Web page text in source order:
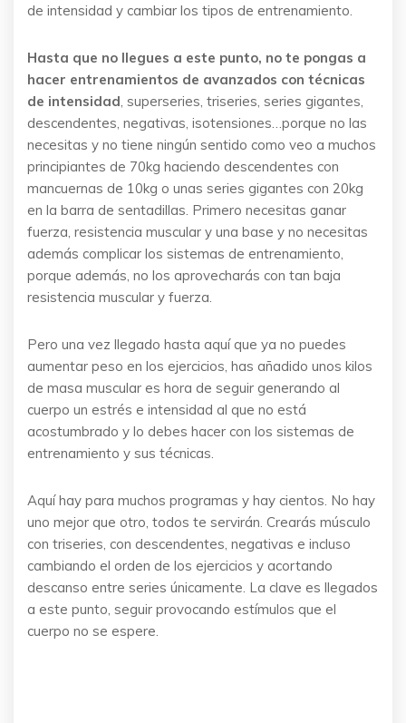
de intensidad y cambiar los tipos de entrenamiento.
Hasta que no llegues a este punto, no te pongas a
hacer entrenamientos de avanzados con técnicas
de intensidad, superseries, triseries, series gigantes,
descendentes, negativas, isotensiones…porque no las
necesitas y no tiene ningún sentido como veo a muchos
principiantes de 70kg haciendo descendentes con
mancuernas de 10kg o unas series gigantes con 20kg
en la barra de sentadillas. Primero necesitas ganar
fuerza, resistencia muscular y una base y no necesitas
además complicar los sistemas de entrenamiento,
porque además, no los aprovecharás con tan baja
resistencia muscular y fuerza.
Pero una vez llegado hasta aquí que ya no puedes
aumentar peso en los ejercicios, has añadido unos kilos
de masa muscular es hora de seguir generando al
cuerpo un estrés e intensidad al que no está
acostumbrado y lo debes hacer con los sistemas de
entrenamiento y sus técnicas.
Aquí hay para muchos programas y hay cientos. No hay
uno mejor que otro, todos te servirán. Crearás músculo
con triseries, con descendentes, negativas e incluso
cambiando el orden de los ejercicios y acortando
descanso entre series únicamente. La clave es llegados
a este punto, seguir provocando estímulos que el
cuerpo no se espere.